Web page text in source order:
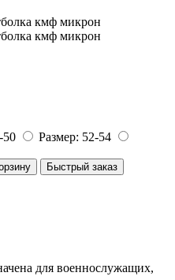
50
Размер: 52-54
Быстрый заказ
для военнослужащих,